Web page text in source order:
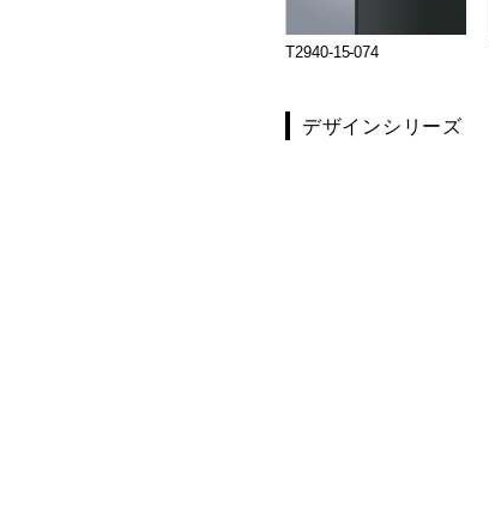
T2940-15-074
デザインシリーズ